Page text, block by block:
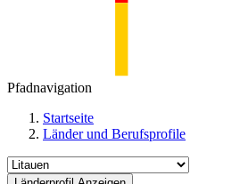
Pfadnavigation
Startseite
Länder und Berufsprofile